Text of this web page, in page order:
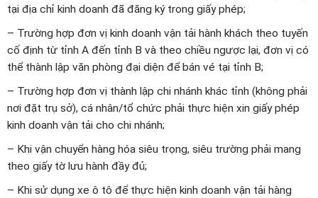
tại địa chỉ kinh doanh đã đăng ký trong giấy phép;
– Trường hợp đơn vị kinh doanh vận tải hành khách theo tuyến
cố định từ tỉnh A đến tỉnh B và theo chiều ngược lại, đơn vị có
thể thành lập văn phòng đại diện để bán vé tại tỉnh B;
– Trường hợp đơn vị thành lập chi nhánh khác tỉnh (không phải
nơi đặt trụ sở), cá nhân/tổ chức phải thực hiện xin giấy phép
kinh doanh vận tải cho chi nhánh;
– Khi vận chuyển hàng hóa siêu trọng, siêu trường phải mang
theo giấy tờ lưu hành đầy đủ;
– Khi sử dụng xe ô tô để thực hiện kinh doanh vận tải hàng